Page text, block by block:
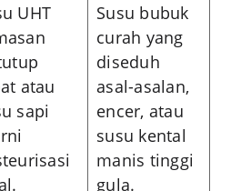
UHT
atau
sapi
Susu bubuk
curah yang
diseduh
asal-asalan,
encer, atau
susu kental
manis tinggi
gula.